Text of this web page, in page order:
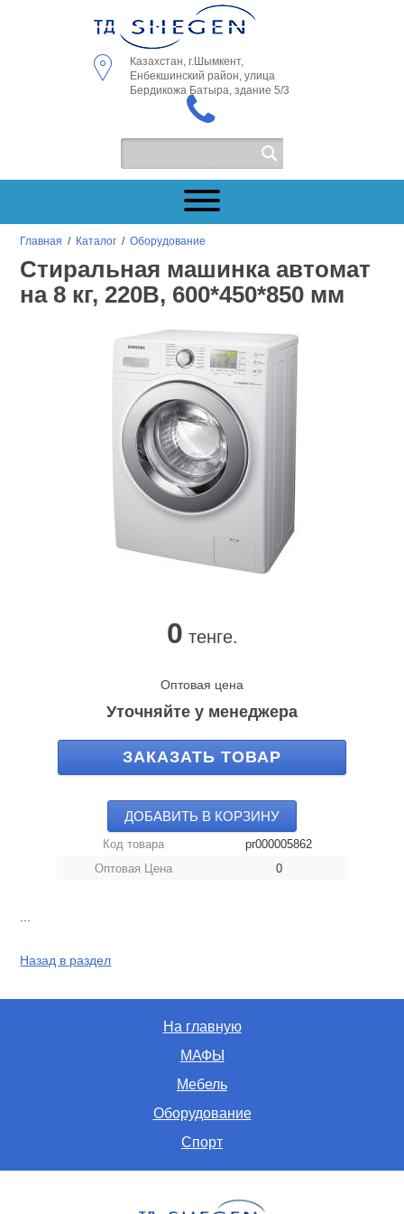
Казахстан, г.Шымкент,
Енбекшинский район, улица
Бердикожа Батыра, здание 5/3
Главная / Каталог /Оборудование
Стиральная машинка автомат
на 8 кг, 220В, 600*450*850 мм
0 тенге.
Оптовая цена
Уточняйте у менеджера
ЗАКАЗАТЬ ТОВАР
ДОБАВИТЬ В КОРЗИНУ
Код товара
pr000005862
Оптовая Цена
0
Назад в раздел
На главную
МАФЫ
Мебель
Оборудование
Спорт